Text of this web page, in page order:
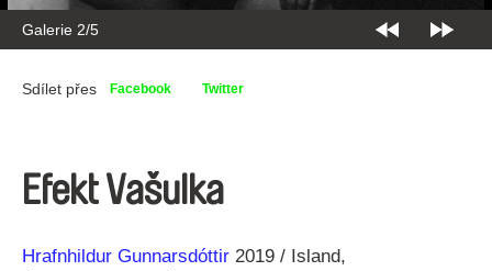
Galerie 3/5
Sdílet přes Facebook Twitter
Efekt Vašulka
Režie
Hrafnhildur Gunnarsdóttir
Rok 2019
Island